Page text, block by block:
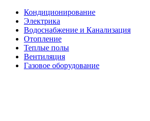
Кондиционирование
Электрика
Водоснабжение и Канализация
Отопление
Теплые полы
Вентиляция
Газовое оборудование